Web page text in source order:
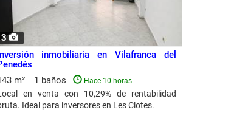
inmobiliaria en Vilafranca del
m²
1 baños Hace 10 horas
en venta con 10,29% de rentabilidad
Ideal para inversores en Les Clotes.